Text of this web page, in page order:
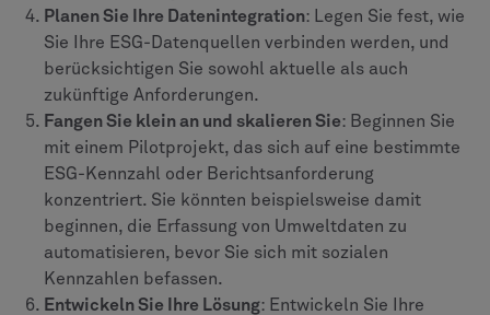
Planen Sie Ihre Datenintegration: Legen Sie fest, wie
Sie Ihre ESG-Datenquellen verbinden werden, und
berücksichtigen Sie sowohl aktuelle als auch
zukünftige Anforderungen.
Fangen Sie klein an und skalieren Sie: Beginnen Sie
mit einem Pilotprojekt, das sich auf eine bestimmte
ESG-Kennzahl oder Berichtsanforderung
konzentriert. Sie könnten beispielsweise damit
beginnen, die Erfassung von Umweltdaten zu
automatisieren, bevor Sie sich mit sozialen
Kennzahlen befassen.
Entwickeln Sie Ihre Lösung: Entwickeln Sie Ihre